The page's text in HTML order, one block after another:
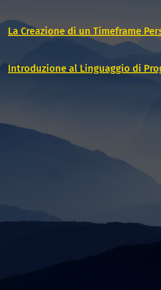
La Creazione di un Timeframe
Introduzione al Linguaggio di